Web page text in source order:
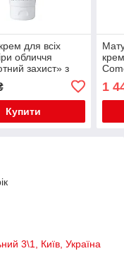
для всіх
обличчя
захист» з
тоном Bio Phyto
Купити
1
3\1, Київ, Україна